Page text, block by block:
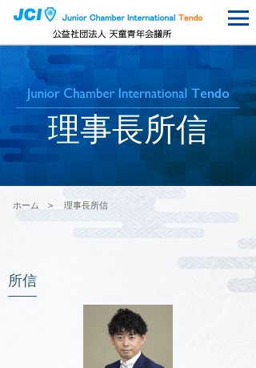
理事長所信
ホーム > 理事長所信
所信